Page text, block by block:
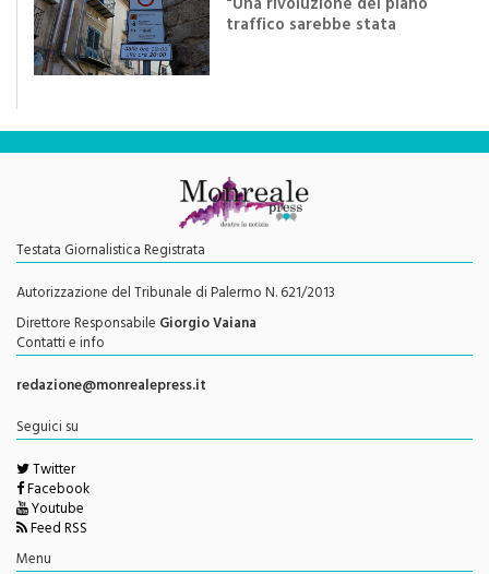
diRedazione
"Una rivoluzione del piano
Testata Giornalistica Registrata
Autorizzazione del Tribunale di Palermo N. 621/2013
Direttore ResponsabileGiorgio Vaiana
Contatti e info
redazione@monrealepress.it
Seguici su
Twitter
Facebook
Youtube
Feed RSS